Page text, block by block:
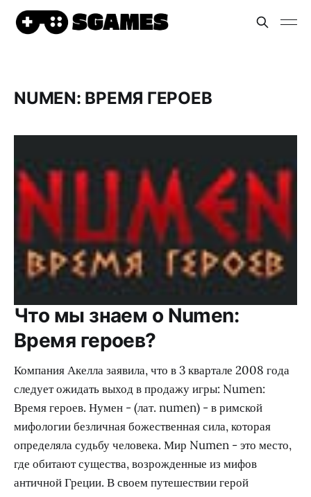
NUMEN: ВРЕМЯ ГЕРОЕВ
Что мы знаем о Numen:
Время героев?
Компания Акелла заявила, что в 3 квартале 2008 года
следует ожидать выход в продажу игры: Numen:
Время героев. Нумен - (лат. numen) - в римской
мифологии безличная божественная сила, которая
определяла судьбу человека. Мир Numen - это место,
где обитают существа, возрожденные из мифов
античной Греции. В своем путешествии герой